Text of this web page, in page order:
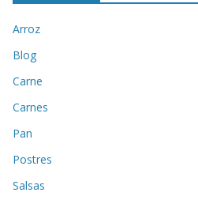
Arroz
Blog
Carne
Carnes
Pan
Postres
Salsas